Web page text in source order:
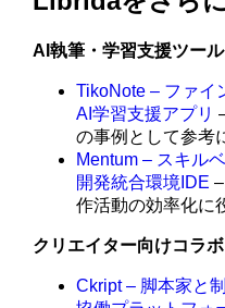
AI執筆・学習支援ツール
TikoNote – ファイ
AI学習支援アプリ
の事例として参考
Mentum – スキル
開発統合環境IDE
作活動の効率化に
クリエイター向けコラ
Ckript – 脚本家と